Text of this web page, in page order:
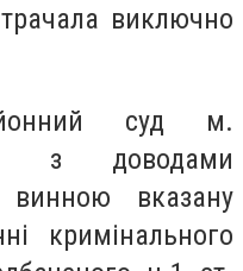
виключно
суд м.
з доводами
винною вказану
кримінального